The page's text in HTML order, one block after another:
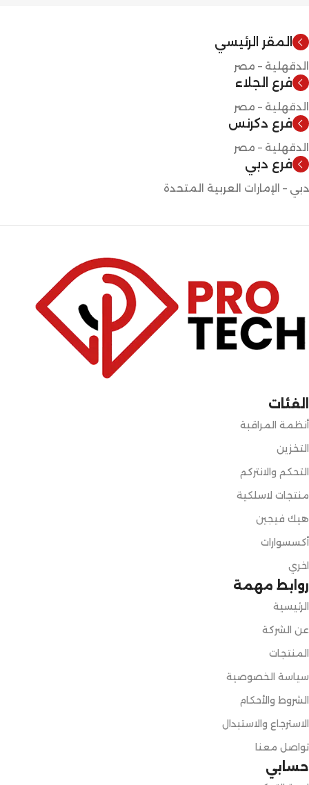
المقر الرئيسي
الدقهلية – مصر
فرع الجلاء
الدقهلية – مصر
فرع دكرنس
الدقهلية – مصر
فرع دبي
دبي – الإمارات العربية المتحدة
الفئات
أنظمة المراقبة
التخزين
التحكم والانتركم
منتجات لاسلكية
هيك فيجين
أكسسوارات
اخري
روابط مهمة
الرئيسية
عن الشركة
المنتجات
سياسة الخصوصية
الشروط والأحكام
الاسترجاع والاستبدال
تواصل معنا
حسابي